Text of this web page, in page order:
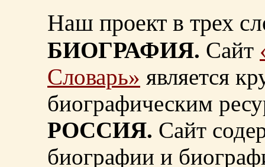
Наш проект в трех
БИОГРАФИЯ. Сайт
Словарь» является
биографическим
РОССИЯ. Сайт
биографии и